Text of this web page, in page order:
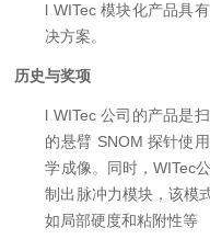
l WITec 模块化产品具
决方案。
历史与奖项
l WITec 公司的产品是
的悬臂 SNOM 探针使
学成像。同时，WITec
制出脉冲力模块，该模
如局部硬度和粘附性等